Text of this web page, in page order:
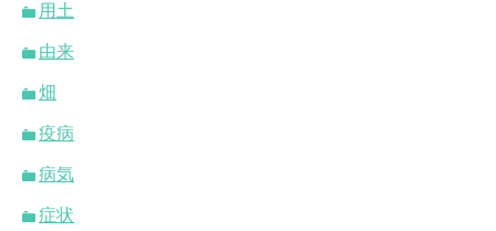
用土
由来
畑
疫病
病気
症状